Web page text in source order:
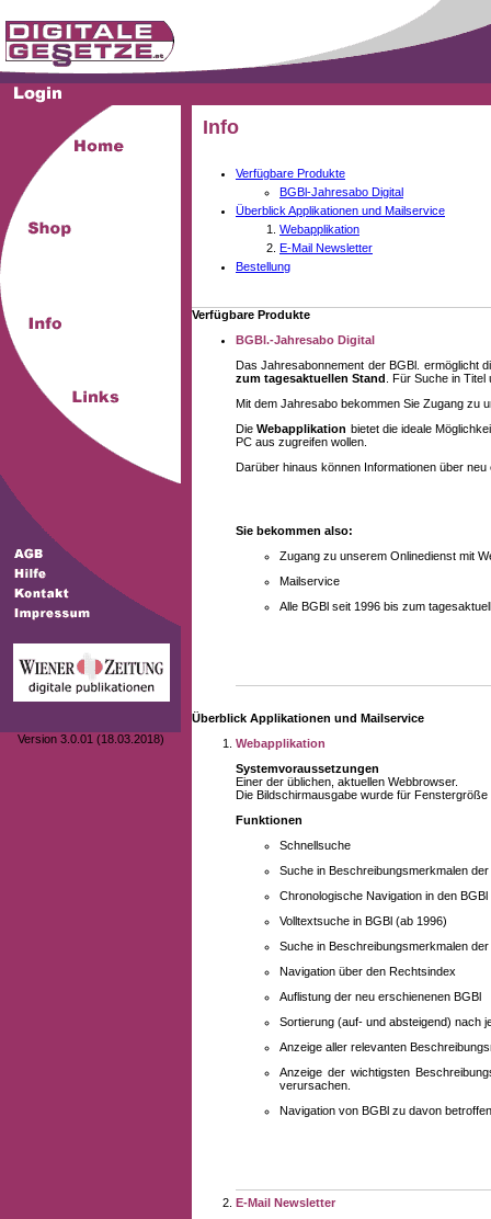
Version 3.0.01 (18.03.2018)
Info
Verfügbare Produkte
BGBl-Jahresabo Digital
Überblick Applikationen und Mailservice
Webapplikation
E-Mail Newsletter
Bestellung
Verfügbare Produkte
BGBl.-Jahresabo Digital
Das Jahresabonnement der BGBl. ermöglicht
zum tagesaktuellen Stand . Für Suche in
Mit dem Jahresabo bekommen Sie Zugang zu
DieWebapplikation bietet die ideale
PC aus zugreifen wollen.
Darüber hinaus können Informationen über
Sie bekommen also:
Zugang zu unserem Onlinedienst mit
Mailservice
Alle BGBl seit 1996 bis zum
Überblick Applikationen und Mailservice
Webapplikation
Systemvoraussetzungen
Einer der üblichen, aktuellen Webbrowser.
Die Bildschirmausgabe wurde für
Funktionen
Schnellsuche
Suche in Beschreibungsmerkmalen
Chronologische Navigation in den BGBl
Volltextsuche in BGBl (ab 1996)
Suche in Beschreibungsmerkmalen
Navigation über den Rechtsindex
Auflistung der neu erschienenen BGBl
Sortierung (auf- und absteigend) nach
Anzeige aller relevanten
Anzeige der wichtigsten
verursachen.
Navigation von BGBl zu davon
E-Mail Newsletter